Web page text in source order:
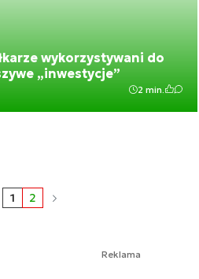
wykorzystywani do
„inwestycje”
2 min.
1 2
Reklama